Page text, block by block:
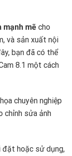
mạnh mẽ cho
và sản xuất nội
bạn đã có thể
8.1 một cách
chuyên nghiệp
chỉnh sửa ảnh
đặt hoặc sử dụng,